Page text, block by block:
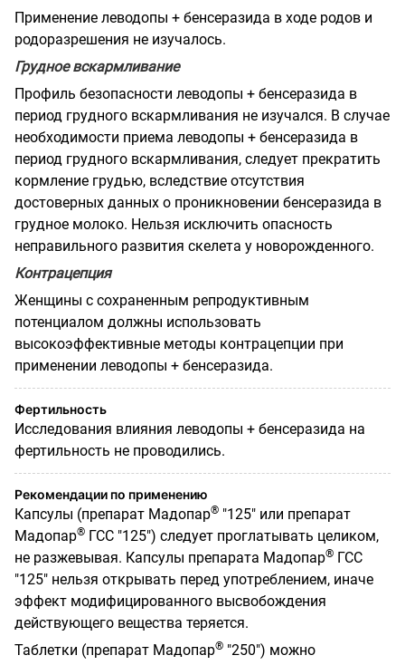
Применение леводопы + бенсеразида в ходе родов и
родоразрешения не изучалось.
Грудное вскармливание
Профиль безопасности леводопы + бенсеразида в
период грудного вскармливания не изучался. В случае
необходимости приема леводопы + бенсеразида в
период грудного вскармливания, следует прекратить
кормление грудью, вследствие отсутствия
достоверных данных о проникновении бенсеразида в
грудное молоко. Нельзя исключить опасность
неправильного развития скелета у новорожденного.
Контрацепция
Женщины с сохраненным репродуктивным
потенциалом должны использовать
высокоэффективные методы контрацепции при
применении леводопы + бенсеразида.
Фертильность
Исследования влияния леводопы + бенсеразида на
фертильность не проводились.
Рекомендации по применению
Капсулы (препарат Мадопар® "125" или препарат
Мадопар® ГСС "125") следует проглатывать целиком,
не разжевывая. Капсулы препарата Мадопар® ГСС
"125" нельзя открывать перед употреблением, иначе
эффект модифицированного высвобождения
действующего вещества теряется.
Таблетки (препарат Мадопар® "250") можно